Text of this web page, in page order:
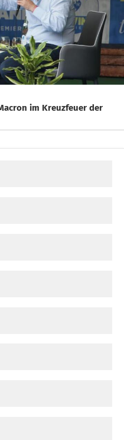
im Kreuzfeuer der